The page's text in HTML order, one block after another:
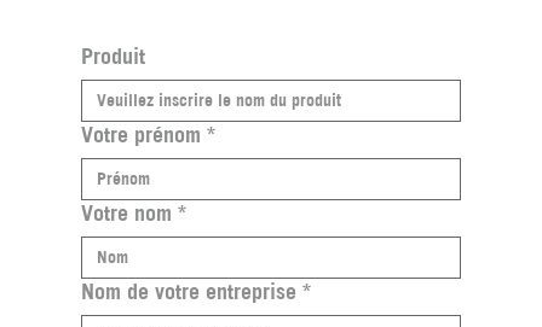
Produit
Votre prénom *
Votre nom *
Nom de votre entreprise *